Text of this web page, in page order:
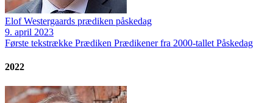
Elof Westergaards prædiken påskedag
9. april 2023
Første tekstrække Prædiken Prædikener fra 2000-tallet Påskedag
2022